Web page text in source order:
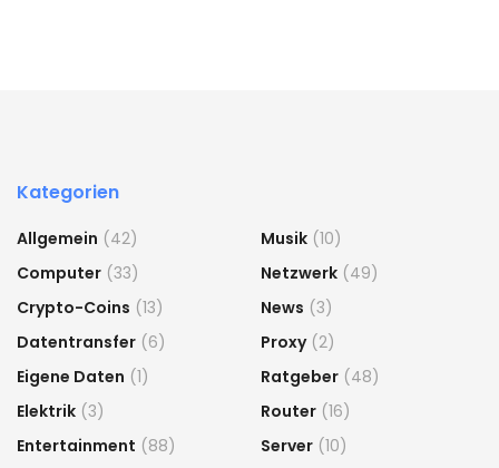
Kategorien
Allgemein (42)
Computer (33)
Crypto-Coins (13)
Datentransfer (6)
Eigene Daten (1)
Elektrik (3)
Entertainment (88)
Musik (10)
Netzwerk (49)
News (3)
Proxy(2)
Ratgeber (48)
Router (16)
Server (10)